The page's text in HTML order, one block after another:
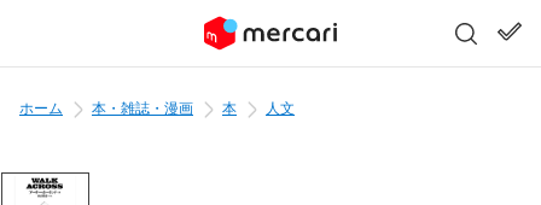
ホーム 本・雑誌・漫画 本 人文